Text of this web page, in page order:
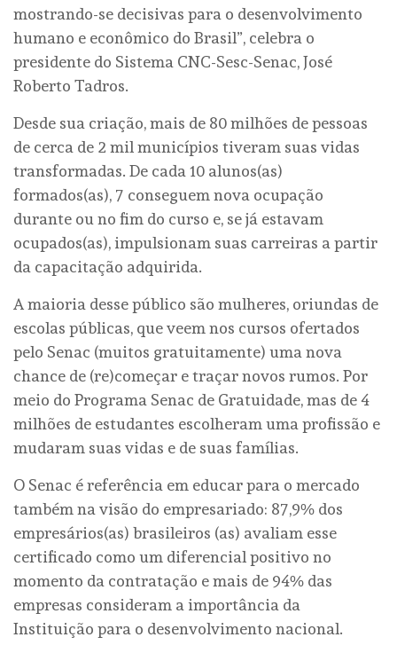
mostrando-se decisivas para o desenvolvimento
humano e econômico do Brasil”, celebra o
presidente do Sistema CNC-Sesc-Senac, José
Roberto Tadros.
Desde sua criação, mais de 80 milhões de pessoas
de cerca de 2 mil municípios tiveram suas vidas
transformadas. De cada 10 alunos(as)
formados(as), 7 conseguem nova ocupação
durante ou no fim do curso e, se já estavam
ocupados(as), impulsionam suas carreiras a partir
da capacitação adquirida.
A maioria desse público são mulheres, oriundas de
escolas públicas, que veem nos cursos ofertados
pelo Senac (muitos gratuitamente) uma nova
chance de (re)começar e traçar novos rumos. Por
meio do Programa Senac de Gratuidade, mas de 4
milhões de estudantes escolheram uma profissão e
mudaram suas vidas e de suas famílias.
O Senac é referência em educar para o mercado
também na visão do empresariado: 87,9% dos
empresários(as) brasileiros (as) avaliam esse
certificado como um diferencial positivo no
momento da contratação e mais de 94% das
empresas consideram a importância da
Instituição para o desenvolvimento nacional.